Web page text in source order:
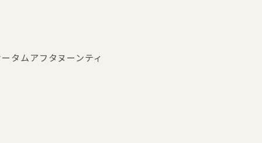
タムアフタヌーンティ